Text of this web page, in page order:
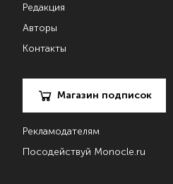
Редакция
Авторы
Контакты
Магазин подписок
Рекламодателям
Посодействуй Monocle.ru